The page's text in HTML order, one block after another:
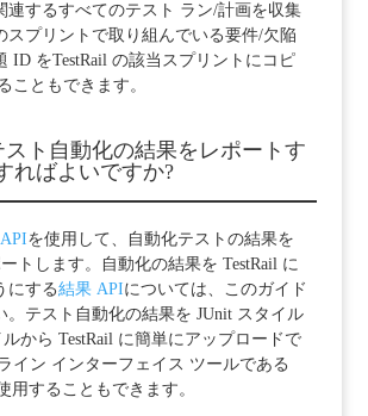
連するすべてのテスト ラン/計画を収集
スプリントで取り組んでいる要件/欠陥
ID をTestRail の該当スプリントにコピ
こともできます。
スト自動化の結果をレポートす
ればよいですか?
を使用して、自動化テストの結果を
トします。自動化の結果を TestRail に
にする結果 APIについては、このガイド
。テスト自動化の結果を JUnit スタイル
から TestRail に簡単にアップロードで
イン インターフェイス ツールである
用することもできます。